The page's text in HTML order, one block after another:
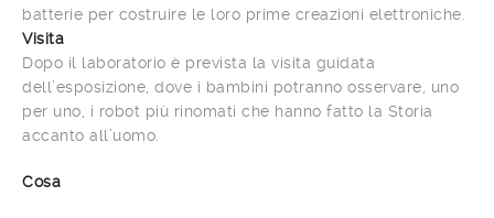
batterie per costruire le loro prime creazioni elettroniche.
Visita
Dopo il laboratorio è prevista la visita guidata
dell’esposizione, dove i bambini potranno osservare, uno
per uno, i robot più rinomati che hanno fatto la Storia
accanto all’uomo.
Cosa